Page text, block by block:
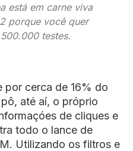
está em carne viva
porque você quer
testes.
por cerca de 16% do
até aí, o próprio
de cliques e
todo o lance de
Utilizando os filtros e